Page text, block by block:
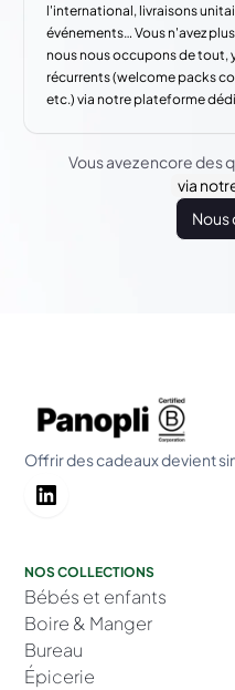
l'international, livraisons
événements… Vous n'avez
nous nous occupons de tout,
récurrents (welcome packs
etc.) via notre plateforme
Vous avez encore des
via
Nous
Offrir des cadeaux devient
NOS COLLECTIONS
Bébés et enfants
Boire & Manger
Bureau
Épicerie